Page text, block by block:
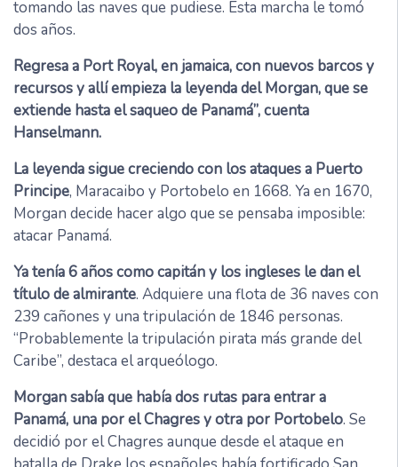
tomando las naves que pudiese. Esta marcha le tomó
dos años.
Regresa a Port Royal, en jamaica, con nuevos barcos y
recursos y allí empieza la leyenda del Morgan, que se
extiende hasta el saqueo de Panamá”, cuenta
Hanselmann.
La leyenda sigue creciendo con los ataques a Puerto
Principe, Maracaibo y Portobelo en 1668. Ya en 1670,
Morgan decide hacer algo que se pensaba imposible:
atacar Panamá.
Ya tenía 6 años como capitán y los ingleses le dan el
título de almirante. Adquiere una flota de 36 naves con
239 cañones y una tripulación de 1846 personas.
“Probablemente la tripulación pirata más grande del
Caribe”, destaca el arqueólogo.
Morgan sabía que había dos rutas para entrar a
Panamá, una por el Chagres y otra por Portobelo. Se
decidió por el Chagres aunque desde el ataque en